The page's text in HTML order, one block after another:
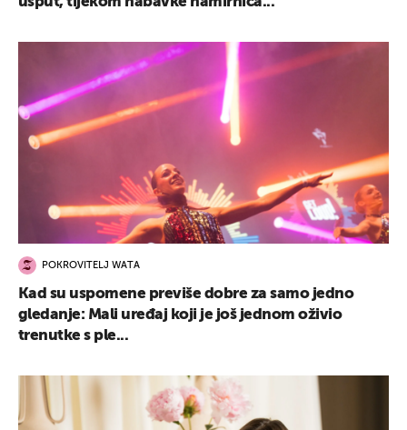
POKROVITELJ WATA
Kad su uspomene previše dobre za samo jedno
gledanje: Mali uređaj koji je još jednom oživio
trenutke s ple...